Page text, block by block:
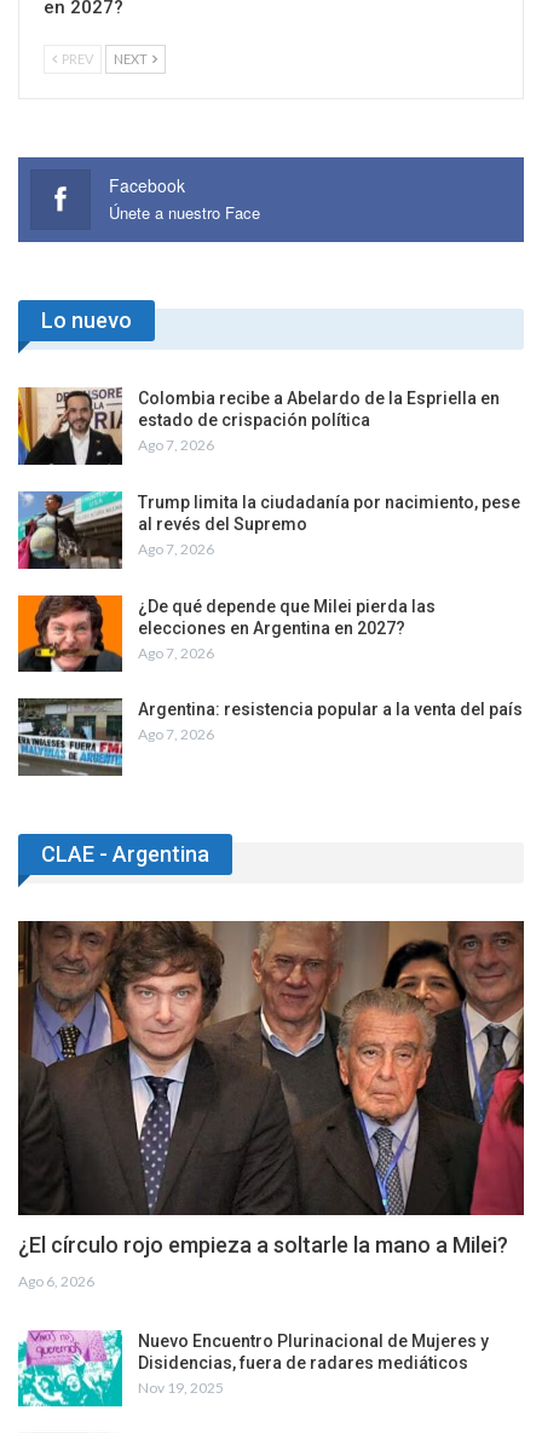
en 2027?
PREV NEXT
Facebook
Únete a nuestro Face
Lo nuevo
Colombia recibe a Abelardo de la Espriella en
estado de crispación política
Ago 7, 2026
Trump limita la ciudadanía por nacimiento, pese
al revés del Supremo
Ago 7, 2026
¿De qué depende que Milei pierda las
elecciones en Argentina en 2027?
Ago 7, 2026
Argentina: resistencia popular a la venta del país
Ago 7, 2026
CLAE - Argentina
¿El círculo rojo empieza a soltarle la mano a Milei?
Ago 6, 2026
Nuevo Encuentro Plurinacional de Mujeres y
Disidencias, fuera de radares mediáticos
Nov 19, 2025